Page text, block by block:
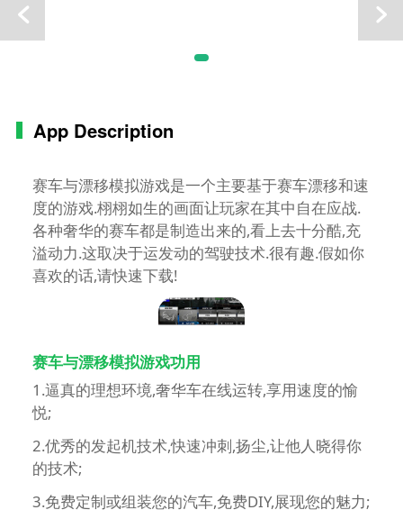
App Description
赛车与漂移模拟游戏是一个主要基于赛车漂移和速
度的游戏.栩栩如生的画面让玩家在其中自在应战.
各种奢华的赛车都是制造出来的,看上去十分酷,充
溢动力.这取决于运发动的驾驶技术.很有趣.假如你
喜欢的话,请快速下载!
赛车与漂移模拟游戏功用
1.逼真的理想环境,奢华车在线运转,享用速度的愉
悦;
2.优秀的发起机技术,快速冲刺,扬尘,让他人晓得你
的技术;
3.免费定制或组装您的汽车,免费DIY,展现您的魅力;